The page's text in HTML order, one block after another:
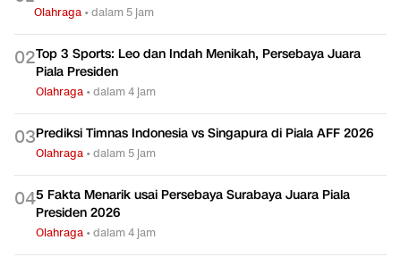
Olahraga •dalam 5 jam
02Top 3 Sports: Leo dan Indah Menikah, Persebaya Juara
Piala Presiden
Olahraga •dalam 4 jam
03Prediksi Timnas Indonesia vs Singapura di Piala AFF 2026
Olahraga •dalam 5 jam
045 Fakta Menarik usai Persebaya Surabaya Juara Piala
Presiden 2026
Olahraga •dalam 4 jam